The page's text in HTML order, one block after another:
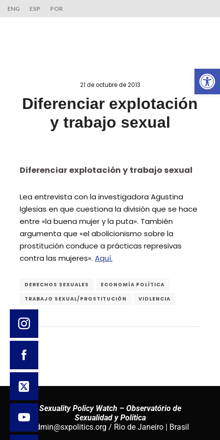
ENG ESP POR
21 de octubre de 2013
Diferenciar explotación
y trabajo sexual
Diferenciar explotación y trabajo sexual
Lea entrevista con la investigadora Agustina
Iglesias en que cuestiona la división que se hace
entre «la buena mujer y la puta». También
argumenta que «el abolicionismo sobre la
prostitución conduce a prácticas represivas
contra las mujeres». Aquí.
DERECHOS SEXUALES
ECONOMÍA POLÍTICA
TRABAJO SEXUAL/PROSTITUCIÓN
VIOLENCIA
Sexuality Policy Watch – Observatório de
Sexualidad y Política
admin@sxpolitics.org / Rio de Janeiro | Brasil